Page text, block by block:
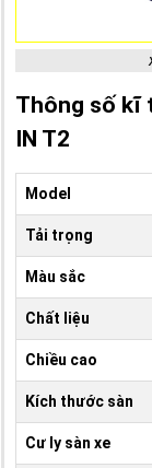
Thông số kĩ
IN T2
Model
Tải trọng
Màu sắc
Chất liệu
Chiều cao
Kích thước sàn
Cư ly sàn xe